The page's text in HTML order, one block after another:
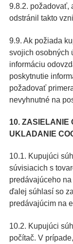
9.8.2. požadovať,
odstránil takto
9.9. Ak požiada
svojich osobných
informáciu
poskytnutie
požadovať
nevyhnutné na
10. ZASIELANIE
UKLADANIE
10.1. Kupujúci
súvisiacich s
predávajúceho
ďalej súhlasí so
predávajúcim na
10.2. Kupujúci
počítač. V